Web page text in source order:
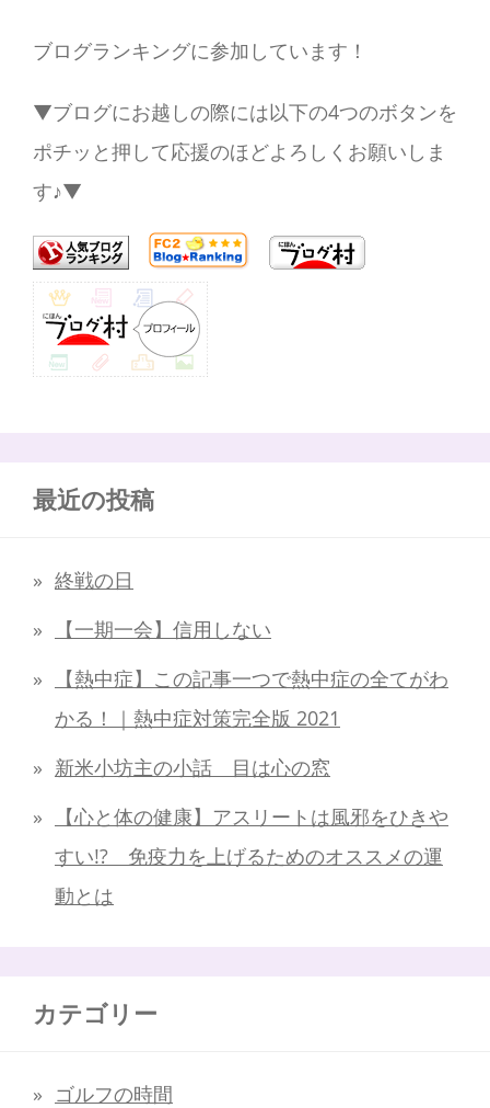
ブログランキングに参加しています！
▼ブログにお越しの際には以下の4つのボタンを
ポチッと押して応援のほどよろしくお願いしま
す♪▼
最近の投稿
終戦の日
【一期一会】信用しない
【熱中症】この記事一つで熱中症の全てがわ
かる！｜熱中症対策完全版 2021
新米小坊主の小話 目は心の窓
【心と体の健康】アスリートは風邪をひきや
すい!? 免疫力を上げるためのオススメの運
動とは
カテゴリー
ゴルフの時間